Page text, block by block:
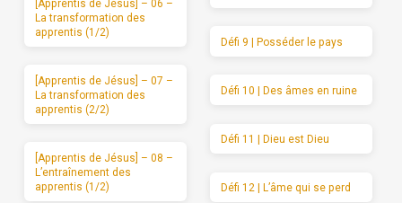
[Apprentis de Jésus] – 06 –
La transformation des
apprentis (1/2)
[Apprentis de Jésus] – 07 –
La transformation des
apprentis (2/2)
[Apprentis de Jésus] – 08 –
L’entraînement des
apprentis (1/2)
Défi 9 | Posséder le pays
Défi 10 | Des âmes en ruine
Défi 11 | Dieu est Dieu
Défi 12 | L’âme qui se perd